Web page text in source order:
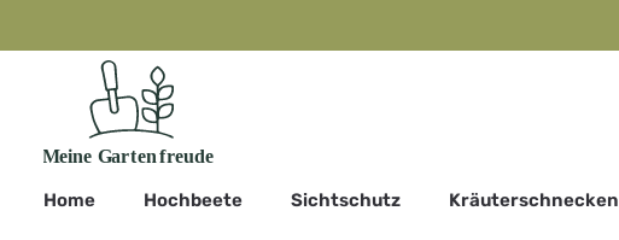
Home Hochbeete Sichtschutz Kräuterschnecken